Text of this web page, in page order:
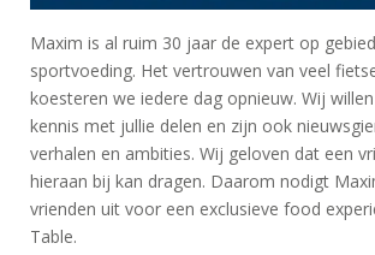
Maxim is al ruim 30 jaar de expert op
sportvoeding. Het vertrouwen van veel
koesteren we iedere dag opnieuw. Wij
kennis met jullie delen en zijn ook
verhalen en ambities. Wij geloven dat een
hieraan bij kan dragen. Daarom nodigt
vrienden uit voor een exclusieve food
Table.
HOME
PRODUCTEN